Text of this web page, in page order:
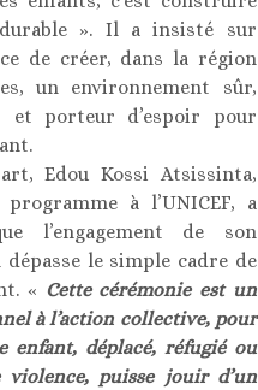
». Il a insisté sur
de créer, dans la région
un environnement sûr,
et porteur d’espoir pour
Edou Kossi Atsissinta,
à l’UNICEF, a
l’engagement de son
le simple cadre de
« Cette cérémonie est un
à l’action collective, pour
enfant, déplacé, réfugié ou
violence, puisse jouir d’un